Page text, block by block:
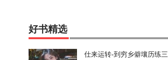
好书精选
仕来运转-到穷乡僻壤历练三